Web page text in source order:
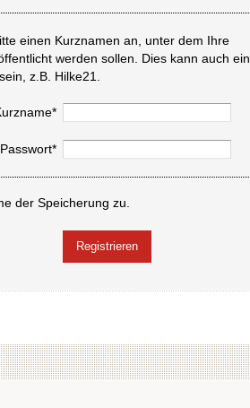
einen Kurznamen an, unter dem Ihre
werden sollen. Dies kann auch ein
z.B. Hilke21.
Passwort*
der Speicherung zu.